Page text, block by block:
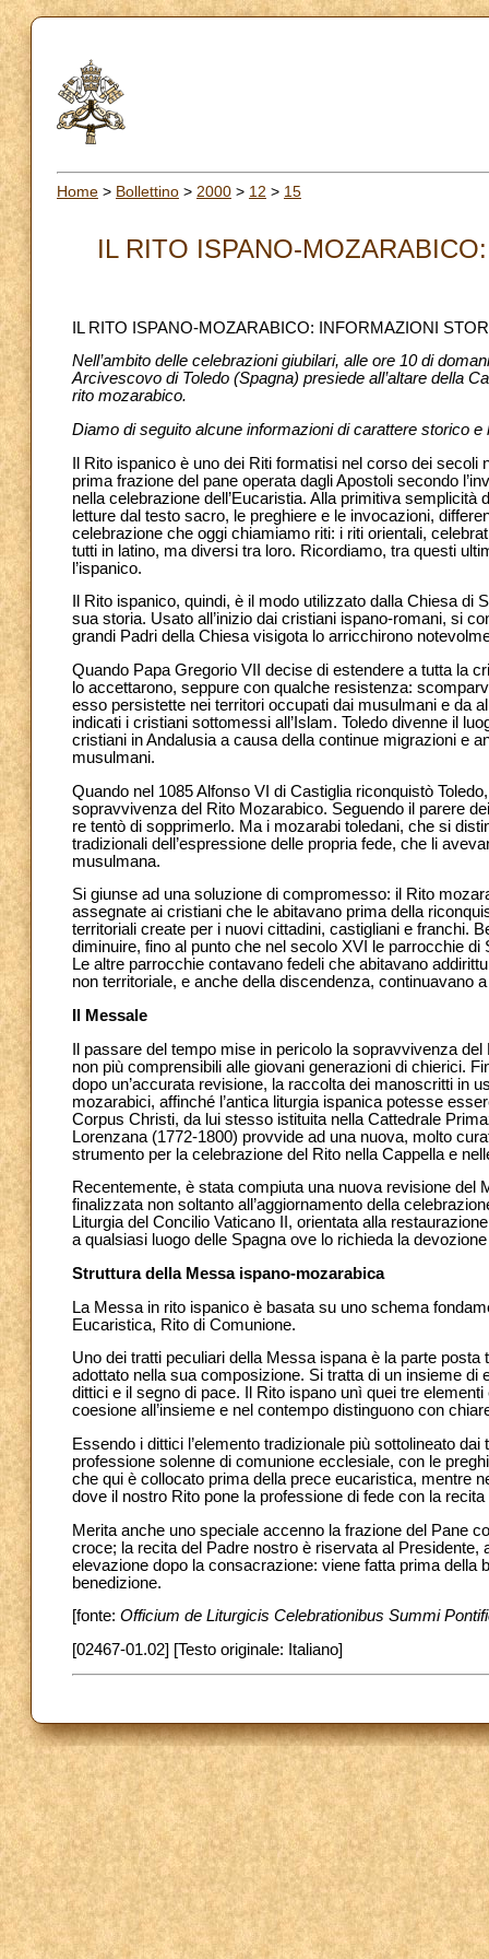
Home > Bollettino > 2000 > 12 > 15
IL RITO ISPANO-
IL RITO ISPANO-MOZARABICO: INFORMAZIONI
Nell’ambito delle celebrazioni giubilari, alle ore 10 di
Arcivescovo di Toledo (Spagna) presiede all’altare della
rito mozarabico.
Diamo di seguito alcune informazioni di carattere storico e
Il Rito ispanico è uno dei Riti formatisi nel corso dei
prima frazione del pane operata dagli Apostoli secondo
nella celebrazione dell’Eucaristia. Alla primitiva
letture dal testo sacro, le preghiere e le invocazioni,
celebrazione che oggi chiamiamo riti: i riti orientali,
tutti in latino, ma diversi tra loro. Ricordiamo, tra questi
l’ispanico.
Il Rito ispanico, quindi, è il modo utilizzato dalla Chiesa
sua storia. Usato all’inizio dai cristiani ispano-romani, si
grandi Padri della Chiesa visigota lo arricchirono
Quando Papa Gregorio VII decise di estendere a tutta la
lo accettarono, seppure con qualche resistenza:
esso persistette nei territori occupati dai musulmani e da
indicati i cristiani sottomessi all’Islam. Toledo divenne il
cristiani in Andalusia a causa della continue migrazioni e
musulmani.
Quando nel 1085 Alfonso VI di Castiglia riconquistò
sopravvivenza del Rito Mozarabico. Seguendo il parere
re tentò di sopprimerlo. Ma i mozarabi toledani, che si
tradizionali dell’espressione delle propria fede, che li
musulmana.
Si giunse ad una soluzione di compromesso: il Rito
assegnate ai cristiani che le abitavano prima della
territoriali create per i nuovi cittadini, castigliani e franchi.
diminuire, fino al punto che nel secolo XVI le parrocchie
Le altre parrocchie contavano fedeli che abitavano
non territoriale, e anche della discendenza, continuavano
Il Messale
Il passare del tempo mise in pericolo la sopravvivenza
non più comprensibili alle giovani generazioni di chierici.
dopo un’accurata revisione, la raccolta dei manoscritti in
mozarabici, affinché l’antica liturgia ispanica potesse
Corpus Christi, da lui stesso istituita nella Cattedrale
Lorenzana (1772-1800) provvide ad una nuova, molto
strumento per la celebrazione del Rito nella Cappella e
Recentemente, è stata compiuta una nuova revisione
finalizzata non soltanto all’aggiornamento della
Liturgia del Concilio Vaticano II, orientata alla
a qualsiasi luogo delle Spagna ove lo richieda la
Struttura della Messa ispano-mozarabica
La Messa in rito ispanico è basata su uno schema
Eucaristica, Rito di Comunione.
Uno dei tratti peculiari della Messa ispana è la parte
adottato nella sua composizione. Si tratta di un insieme di
dittici e il segno di pace. Il Rito ispano unì quei tre
coesione all’insieme e nel contempo distinguono con
Essendo i dittici l’elemento tradizionale più sottolineato
professione solenne di comunione ecclesiale, con le
che qui è collocato prima della prece eucaristica, mentre
dove il nostro Rito pone la professione di fede con la recita
Merita anche uno speciale accenno la frazione del Pane
croce; la recita del Padre nostro è riservata al Presidente,
elevazione dopo la consacrazione: viene fatta prima della
benedizione.
[fonte: Officium de Liturgicis Celebrationibus Summi
[02467-01.02] [Testo originale: Italiano]